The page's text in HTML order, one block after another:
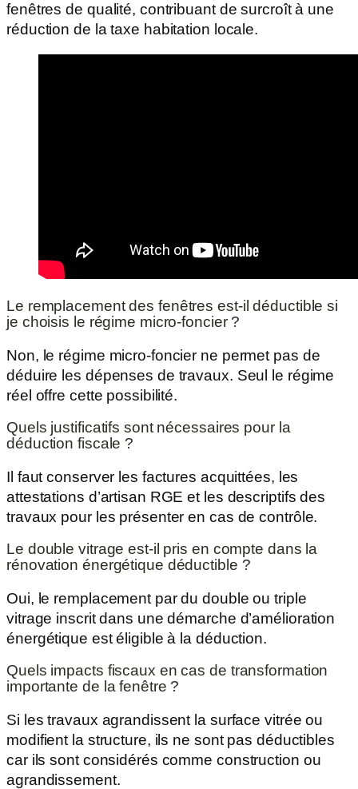
fenêtres de qualité, contribuant de surcroît à une
réduction de la taxe habitation locale.
Le remplacement des fenêtres est-il déductible si
je choisis le régime micro-foncier ?
Non, le régime micro-foncier ne permet pas de
déduire les dépenses de travaux. Seul le régime
réel offre cette possibilité.
Quels justificatifs sont nécessaires pour la
déduction fiscale ?
Il faut conserver les factures acquittées, les
attestations d’artisan RGE et les descriptifs des
travaux pour les présenter en cas de contrôle.
Le double vitrage est-il pris en compte dans la
rénovation énergétique déductible ?
Oui, le remplacement par du double ou triple
vitrage inscrit dans une démarche d’amélioration
énergétique est éligible à la déduction.
Quels impacts fiscaux en cas de transformation
importante de la fenêtre ?
Si les travaux agrandissent la surface vitrée ou
modifient la structure, ils ne sont pas déductibles
car ils sont considérés comme construction ou
agrandissement.